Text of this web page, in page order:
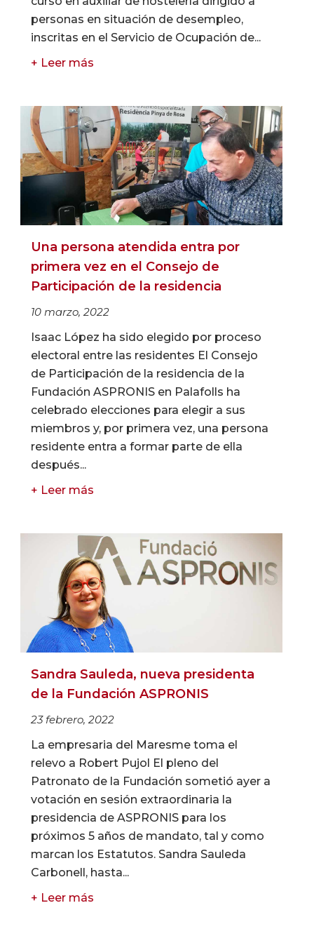
personas en situación de desempleo,
inscritas en el Servicio de Ocupación de...
+ Leer más
Una persona atendida entra por
primera vez en el Consejo de
Participación de la residencia
10 marzo, 2022
Isaac López ha sido elegido por proceso
electoral entre las residentes El Consejo
de Participación de la residencia de la
Fundación ASPRONIS en Palafolls ha
celebrado elecciones para elegir a sus
miembros y, por primera vez, una persona
residente entra a formar parte de ella
después...
+ Leer más
Sandra Sauleda, nueva presidenta
de la Fundación ASPRONIS
23 febrero, 2022
La empresaria del Maresme toma el
relevo a Robert Pujol El pleno del
Patronato de la Fundación sometió ayer a
votación en sesión extraordinaria la
presidencia de ASPRONIS para los
próximos 5 años de mandato, tal y como
marcan los Estatutos. Sandra Sauleda
Carbonell, hasta...
+ Leer más